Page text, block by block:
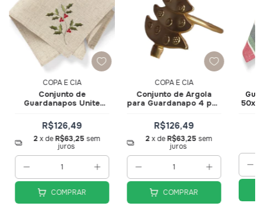
COPA E CIA
Conjunto de
Guardanapos Unite
Natural 4 pçs 310105 -
Copa e Cia
R$126,49
2x deR$63,25 sem
juros
COMPRAR
COPA E CIA
Conjunto de Argola
para Guardanapo 4 pçs
Copa e Cia
R$126,49
2 x deR$63,25 sem
juros
COMPRAR